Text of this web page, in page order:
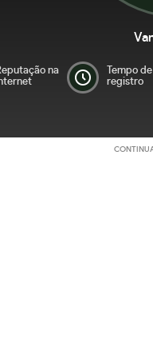
na
Tempo de
registro